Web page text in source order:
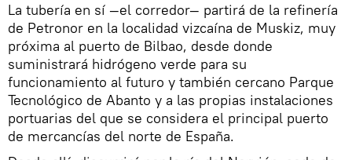
La tubería en sí —el corredor— partirá de la refinería
de Petronor en la localidad vizcaína de Muskiz, muy
próxima al puerto de Bilbao, desde donde
suministrará hidrógeno verde para su
funcionamiento al futuro y también cercano Parque
Tecnológico de Abanto y a las propias instalaciones
portuarias del que se considera el principal puerto
de mercancías del norte de España.